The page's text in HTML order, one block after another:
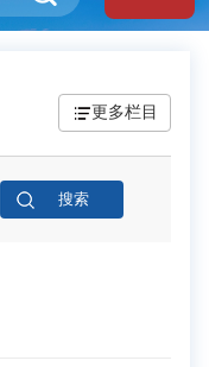
更多栏目